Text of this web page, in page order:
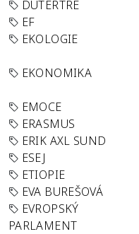
DUTERTRE
EF
EKOLOGIE
EKONOMIKA
EMOCE
ERASMUS
ERIK AXL SUND
ESEJ
ETIOPIE
EVA BUREŠOVÁ
EVROPSKÝ
PARLAMENT